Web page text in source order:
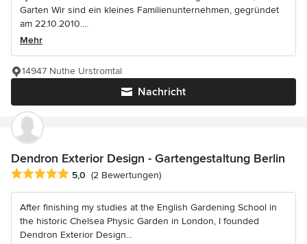
Garten Wir sind ein kleines Familienunternehmen, gegründet
am 22.10.2010....
Mehr
Nachricht
14947 Nuthe Urstromtal
Dendron Exterior Design - Gartengestaltung Berlin
Durchschnittliche Bewertung: 5 von 5 Sternen
5,0 (2 Bewertungen)
After finishing my studies at the English Gardening School in
the historic Chelsea Physic Garden in London, I founded
Dendron Exterior Design...